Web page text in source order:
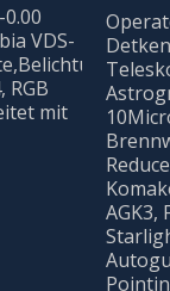
VDS-
RGB
mit
AGK3,